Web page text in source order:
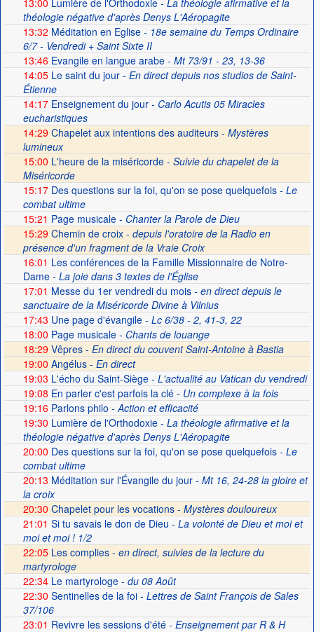
13:00 Lumière de l'Orthodoxie- La théologie afirmative et la
théologie négative d'après Denys L'Aéropagite
13:32 Méditation en Eglise- 18e semaine du Temps Ordinaire
6/7 - Vendredi + Saint Sixte II
13:46Evangile en langue arabe- Mt 73/91 - 23, 13-36
14:05Le saint du jour- En direct depuis nos studios de Saint-
Étienne
14:17Enseignement du jour- Carlo Acutis 05 Miracles
eucharistiques
14:29 Chapelet aux intentions des auditeurs - Mystères
lumineux
15:00 L'heure de la miséricorde - Suivie du chapelet de la
Miséricorde
15:17Des questions sur la foi, qu'on se pose quelquefois- Le
combat ultime
15:21 Page musicale- Chanter la Parole de Dieu
15:29 Chemin de croix - depuis l'oratoire de la Radio en
présence d'un fragment de la Vraie Croix
16:01 Les conférences de la Famille Missionnaire de Notre-
Dame- La joie dans 3 textes de l'Église
17:01 Messe du 1er vendredi du mois- en direct depuis le
sanctuaire de la Miséricorde Divine à Vilnius
17:43 Une page d'évangile- Lc 6/38 - 2, 41-3, 22
18:00 Page musicale- Chants de louange
18:29 Vêpres - En direct du couvent Saint-Antoine à Bastia
19:00 Angélus - En direct
19:03 L'écho du Saint-Siège- L'actualité au Vatican du vendredi
19:08 En parler c'est parfois la clé- Un complexe à la fois
19:16Parlons philo - Action et efficacité
19:30 Lumière de l'Orthodoxie- La théologie afirmative et la
théologie négative d'après Denys L'Aéropagite
20:00 Des questions sur la foi, qu'on se pose quelquefois- Le
combat ultime
20:13 Méditation sur l'Évangile du jour- Mt 16, 24-28 la gloire et
la croix
20:30 Chapelet pour les vocations - Mystères douloureux
21:01 Si tu savais le don de Dieu - La volonté de Dieu et moi et
moi et moi ! 1/2
22:05Les complies - en direct, suivies de la lecture du
martyrologe
22:34Le martyrologe- du 08 Août
22:30 Sentinelles de la foi- Lettres de Saint François de Sales
37/106
23:01 Revivre les sessions d'été- Enseignement par R & H